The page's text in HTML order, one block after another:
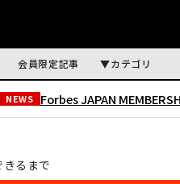
会員限定記事 カテゴリ
NEWS Forbes JAPAN
るまで